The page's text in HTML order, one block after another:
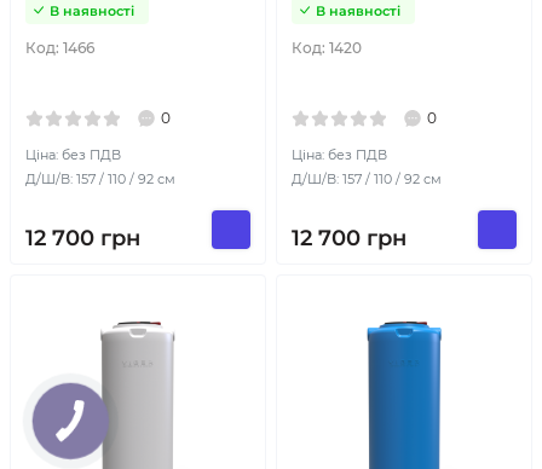
Код: 1466
В наявності
0
Ціна: без ПДВ
Д/Ш/В: 157 / 110 / 92 см
12 700 грн
Код: 1420
В наявності
0
Ціна: без ПДВ
Д/Ш/В: 157 / 110 / 92 см
12 700 грн